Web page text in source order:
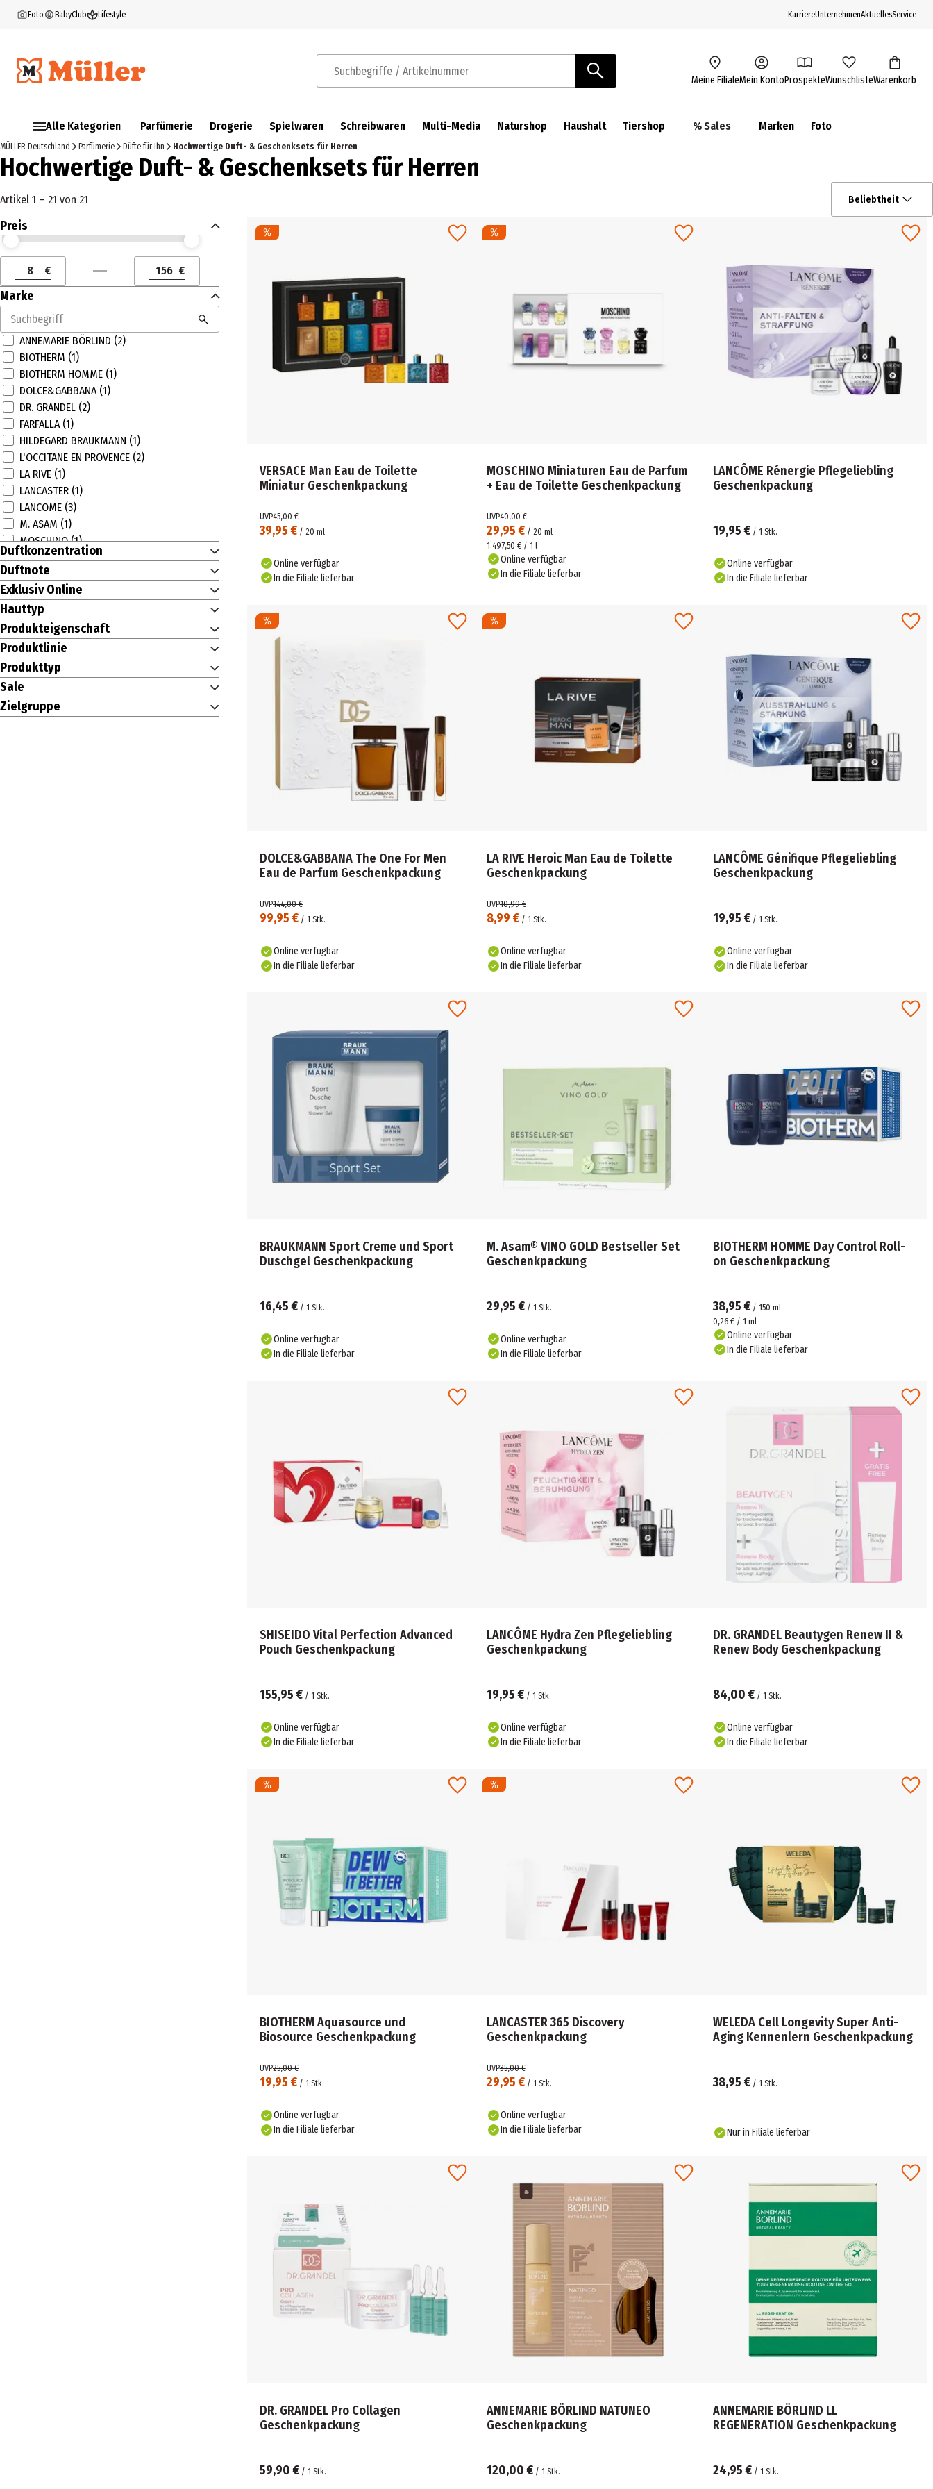
Foto BabyClub Lifestyle KarriereUnternehmenAktuellesService
Suchbegriffe / Artikelnummer Meine FilialeMein KontoProspekteWunschlisteWarenkorb
Alle Kategorien Parfümerie Drogerie Spielwaren Schreibwaren Multi-Media Naturshop Haushalt Tiershop % Sales Marken Foto
MÜLLER Deutschland Parfümerie Düfte für Ihn Hochwertige Duft- & Geschenksets für Herren
Hochwertige Duft- & Geschenksets für Herren
Artikel 1 – 21 von 21 Beliebtheit
Preis
Preis (€) ab
Preis (€) bis
Preis (€) ab
€
Preis (€) bis
€
Marke
ANNEMARIE BÖRLIND (2)
BIOTHERM (1)
BIOTHERM HOMME (1)
DOLCE&GABBANA (1)
DR. GRANDEL (2)
FARFALLA (1)
HILDEGARD BRAUKMANN (1)
L'OCCITANE EN PROVENCE (2)
LA RIVE (1)
LANCASTER (1)
LANCOME (3)
M. ASAM (1)
MOSCHINO (1)
SHISEIDO (1)
VERSACE (1)
WELEDA (1)
Duftkonzentration
Duftnote
Exklusiv Online
Hauttyp
Produkteigenschaft
Produktlinie
Produkttyp
Sale
Zielgruppe
VERSACE Man Eau de Toilette
Miniatur Geschenkpackung
39,95 € / 20 ml
UVP45,00 €
Online verfügbar
In die Filiale lieferbar
MOSCHINO Miniaturen Eau de Parfum
+ Eau de Toilette Geschenkpackung
29,95 €/ 20 ml
UVP40,00 €
1.497,50 € / 1 l
Online verfügbar
In die Filiale lieferbar
LANCÔME Rénergie Pflegeliebling
Geschenkpackung
19,95 € / 1 Stk.
Online verfügbar
In die Filiale lieferbar
DOLCE&GABBANA The One For Men
Eau de Parfum Geschenkpackung
99,95 € / 1 Stk.
UVP144,00 €
Online verfügbar
In die Filiale lieferbar
LA RIVE Heroic Man Eau de Toilette
Geschenkpackung
8,99 €/ 1 Stk.
UVP10,99 €
Online verfügbar
In die Filiale lieferbar
LANCÔME Génifique Pflegeliebling
Geschenkpackung
19,95 € / 1 Stk.
Online verfügbar
In die Filiale lieferbar
BRAUKMANN Sport Creme und Sport
Duschgel Geschenkpackung
16,45 € / 1 Stk.
Online verfügbar
In die Filiale lieferbar
M. Asam® VINO GOLD Bestseller Set
Geschenkpackung
29,95 €/ 1 Stk.
Online verfügbar
In die Filiale lieferbar
BIOTHERM HOMME Day Control Roll-
on Geschenkpackung
38,95 € / 150 ml
0,26 € / 1 ml
Online verfügbar
In die Filiale lieferbar
SHISEIDO Vital Perfection Advanced
Pouch Geschenkpackung
155,95 € / 1 Stk.
Online verfügbar
In die Filiale lieferbar
LANCÔME Hydra Zen Pflegeliebling
Geschenkpackung
19,95 €/ 1 Stk.
Online verfügbar
In die Filiale lieferbar
DR. GRANDEL Beautygen Renew II &
Renew Body Geschenkpackung
84,00 € / 1 Stk.
Online verfügbar
In die Filiale lieferbar
BIOTHERM Aquasource und
Biosource Geschenkpackung
19,95 € / 1 Stk.
UVP25,00 €
Online verfügbar
In die Filiale lieferbar
LANCASTER 365 Discovery
Geschenkpackung
29,95 €/ 1 Stk.
UVP35,00 €
Online verfügbar
In die Filiale lieferbar
WELEDA Cell Longevity Super Anti-
Aging Kennenlern Geschenkpackung
38,95 € / 1 Stk.
Nur in Filiale lieferbar
DR. GRANDEL Pro Collagen
Geschenkpackung
59,90 € / 1 Stk.
ANNEMARIE BÖRLIND NATUNEO
Geschenkpackung
120,00 €/ 1 Stk.
ANNEMARIE BÖRLIND LL
REGENERATION Geschenkpackung
24,95 € / 1 Stk.